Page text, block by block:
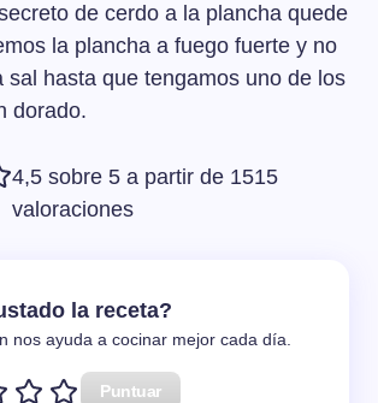
de cerdo a la plancha quede
la plancha a fuego fuerte y no
sal hasta que tengamos uno de los
dorado.
4,5 sobre 5 a partir de 1515
valoraciones
la receta?
nos ayuda a cocinar mejor cada día.
Puntuar